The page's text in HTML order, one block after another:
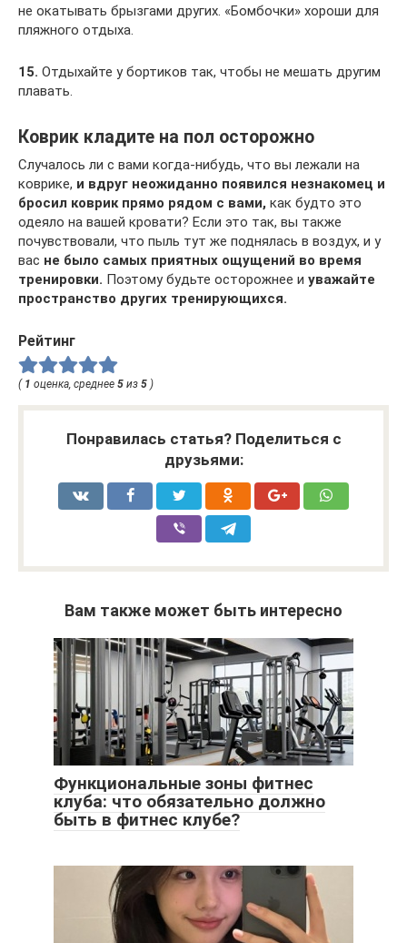
не окатывать брызгами других. «Бомбочки» хороши для
пляжного отдыха.
15. Отдыхайте у бортиков так, чтобы не мешать другим
плавать.
Коврик кладите на пол осторожно
Случалось ли с вами когда-нибудь, что вы лежали на
коврике, и вдруг неожиданно появился незнакомец и
бросил коврик прямо рядом с вами, как будто это
одеяло на вашей кровати? Если это так, вы также
почувствовали, что пыль тут же поднялась в воздух, и у
вас не было самых приятных ощущений во время
тренировки. Поэтому будьте осторожнее и уважайте
пространство других тренирующихся.
Рейтинг
( 1 оценка, среднее 5 из 5 )
Понравилась статья? Поделиться с
друзьями:
Вам также может быть интересно
Функциональные зоны фитнес
клуба: что обязательно должно
быть в фитнес клубе?